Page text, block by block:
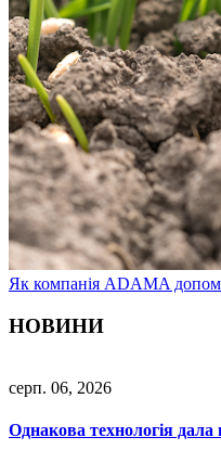
Як компанія ADAMA
НОВИНИ
серп. 06, 2026
Однакова технологія дала